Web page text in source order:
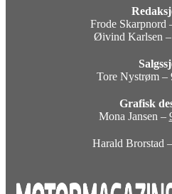
Frode Skarpnord
Øivind Karlsen –
Tore Nystrøm –
Grafisk
Mona Jansen –
Harald Brorstad –